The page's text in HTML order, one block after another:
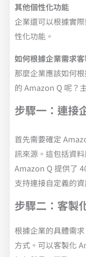
其他個性化功能
企業還可以根據實
性化功能。
如何根據企業需求
那麼企業應該如何
的 Amazon Q 呢？
步驟一：連接
首先需要確定
訊來源。這包括資
Amazon Q 提供了
支持連接自定義的資
步驟二：客製
根據企業的具體需
方式。可以客製化